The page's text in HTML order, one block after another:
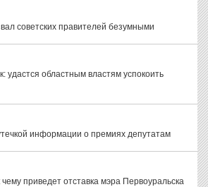
советских правителей безумными
удастся областным властям успокоить
информации о премиях депутатам
приведет отставка мэра Первоуральска